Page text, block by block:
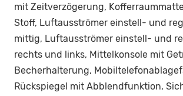
mit Zeitverzögerung,
Stoff, Luftausströmer einstell- und
mittig, Luftausströmer einstell- und
rechts und links, Mittelkonsole mit
Becherhalterung,
Rückspiegel mit Abblendfunktion,